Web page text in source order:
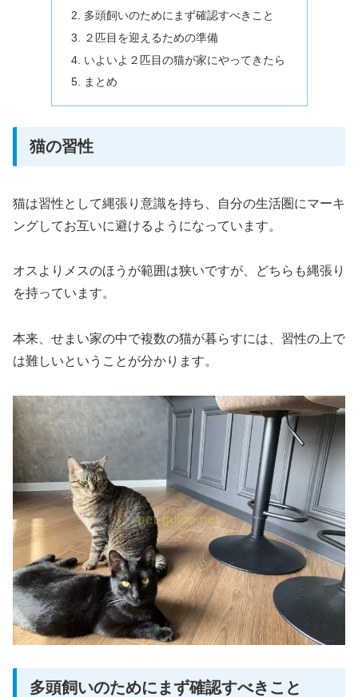
多頭飼いのためにまず確認すべきこと
２匹目を迎えるための準備
いよいよ２匹目の猫が家にやってきたら
まとめ
猫の習性
猫は習性として縄張り意識を持ち、自分の生活圏にマーキ
ングしてお互いに避けるようになっています。
オスよりメスのほうが範囲は狭いですが、どちらも縄張り
を持っています。
本来、せまい家の中で複数の猫が暮らすには、習性の上で
は難しいということが分かります。
多頭飼いのためにまず確認すべきこと